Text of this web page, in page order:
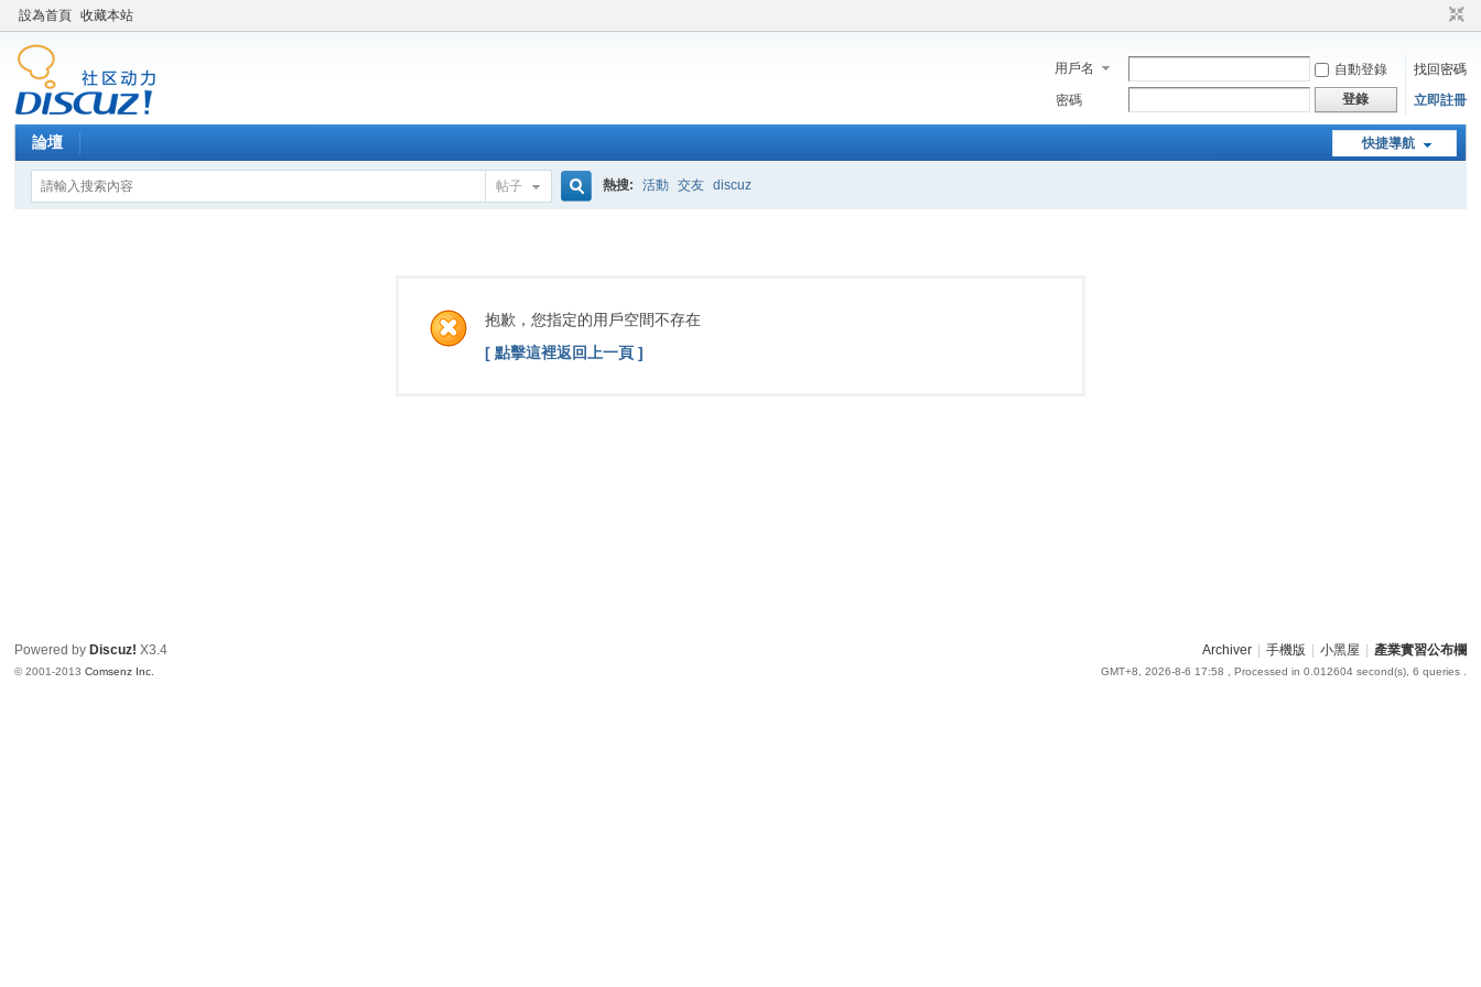
設為首頁 收藏本站
用戶名 自動登錄
找回密碼
密碼
登錄 立即註冊
快捷導航
論壇
帖子
索
熱搜: 活動 交友 discuz
抱歉，您指定的用戶空間不存在
[ 點擊這裡返回上一頁 ]
Archiver 手機版 小黑屋 產業實習公布欄
GMT+8, 2026-8-6 17:58 , Processed in 0.012604 second(s), 6 queries .
Powered by Discuz! X3.4
© 2001-2013Comsenz Inc.